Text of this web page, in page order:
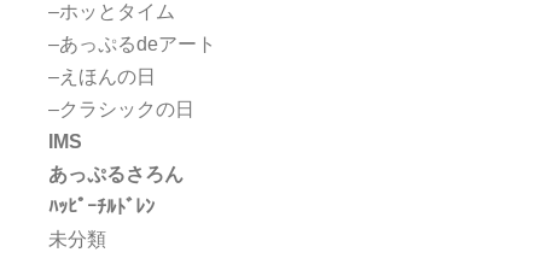
–ホッとタイム
–あっぷるdeアート
–えほんの日
–クラシックの日
IMS
あっぷるさろん
ﾊｯﾋﾟｰﾁﾙﾄﾞﾚﾝ
未分類